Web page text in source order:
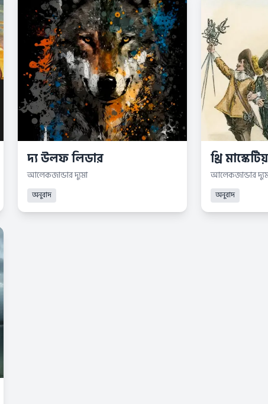
দ্য উলফ লিডার
আলেকজান্ডার দ্যুমা
অনুবাদ
থ্রি
আলেকজান্ডার
অনুবাদ